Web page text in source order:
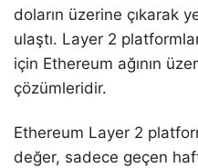
doların üzerine çıkarak
ulaştı. Layer 2
için Ethereum ağının
çözümleridir.
Ethereum Layer 2
değer, sadece geçen